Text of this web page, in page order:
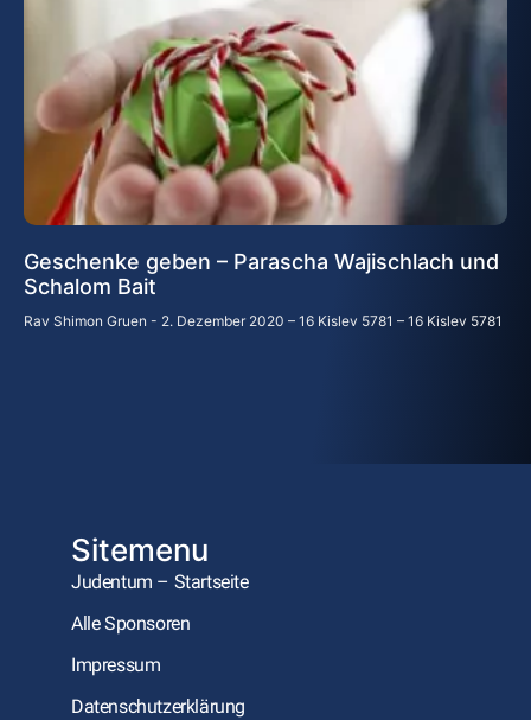
Geschenke geben – Parascha Wajischlach und
Schalom Bait
Rav Shimon Gruen 2. Dezember 2020 – 16 Kislev 5781 – 16 Kislev 5781
Sitemenu
Judentum – Startseite
Alle Sponsoren
Impressum
Datenschutzerklärung